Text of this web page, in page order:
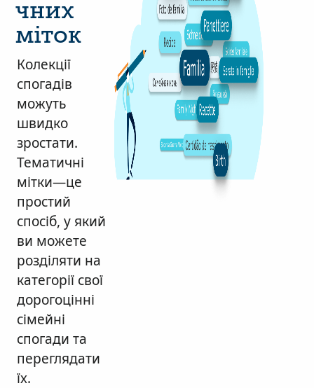
чних
міток
Колекції
спогадів
можуть
швидко
зростати.
Тематичні
мітки—це
простий
спосіб, у який
ви можете
розділяти на
категорії свої
дорогоцінні
сімейні
спогади та
переглядати
їх.